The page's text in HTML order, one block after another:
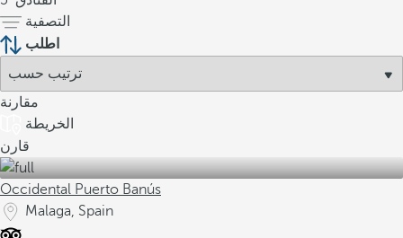
التصفية
اطلب
مقارنة
الخريطة
قارن
Occidental Puerto Banús
Malaga, Spain
ا
ي
و
ف
ر
ك
ه
ا
ت
ف